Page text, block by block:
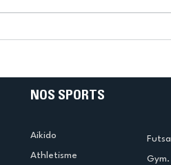
NOS SPORTS
Aikido
Athletisme